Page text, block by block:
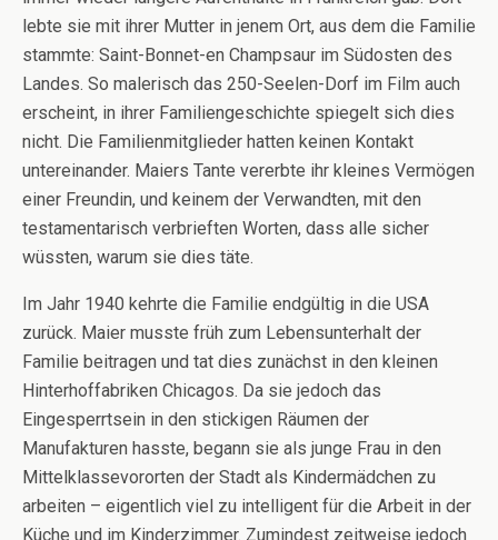
lebte sie mit ihrer Mutter in jenem Ort, aus dem die Familie
stammte: Saint-Bonnet-en Champsaur im Südosten des
Landes. So malerisch das 250-Seelen-Dorf im Film auch
erscheint, in ihrer Familiengeschichte spiegelt sich dies
nicht. Die Familienmitglieder hatten keinen Kontakt
untereinander. Maiers Tante vererbte ihr kleines Vermögen
einer Freundin, und keinem der Verwandten, mit den
testamentarisch verbrieften Worten, dass alle sicher
wüssten, warum sie dies täte.
Im Jahr 1940 kehrte die Familie endgültig in die USA
zurück. Maier musste früh zum Lebensunterhalt der
Familie beitragen und tat dies zunächst in den kleinen
Hinterhoffabriken Chicagos. Da sie jedoch das
Eingesperrtsein in den stickigen Räumen der
Manufakturen hasste, begann sie als junge Frau in den
Mittelklassevororten der Stadt als Kindermädchen zu
arbeiten – eigentlich viel zu intelligent für die Arbeit in der
Küche und im Kinderzimmer. Zumindest zeitweise jedoch